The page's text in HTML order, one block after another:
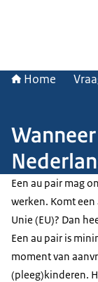
Home
Een au pair mag
werken. Komt een
Unie (EU)? Dan
Een au pair is
moment van
(pleeg)kinderen.